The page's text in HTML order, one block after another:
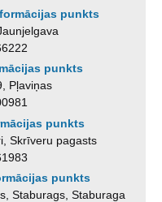
punkts
punkts
Pļaviņas
punkts
Skrīveru pagasts
punkts
Staburags, Staburaga